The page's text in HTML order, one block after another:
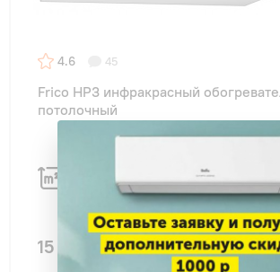
4.6 45
Frico HP3 инфракрасный
потолочный
15 202 ₽ В